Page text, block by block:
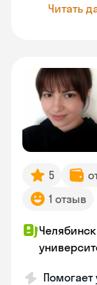
Читать
5
1 отзыв